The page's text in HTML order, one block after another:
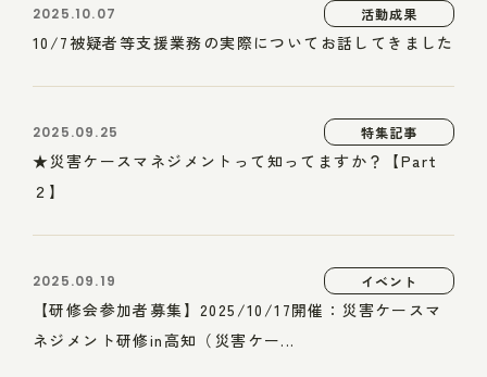
2025.10.07 活動成果
10/7被疑者等支援業務の実際についてお話してきました
2025.09.25 特集記事
★災害ケースマネジメントって知ってますか？【Part
２】
2025.09.19 イベント
【研修会参加者募集】2025/10/17開催：災害ケースマ
ネジメント研修in高知（災害ケー...